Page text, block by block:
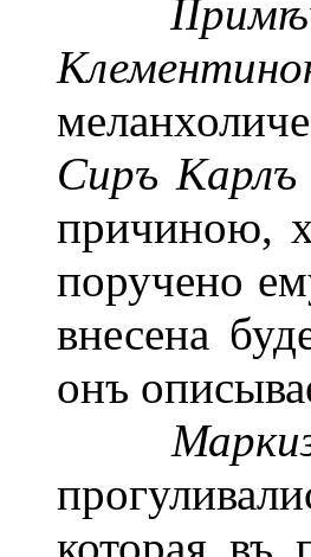
Сиръ Карлъ
причиною,
поручено
внесена
онъ